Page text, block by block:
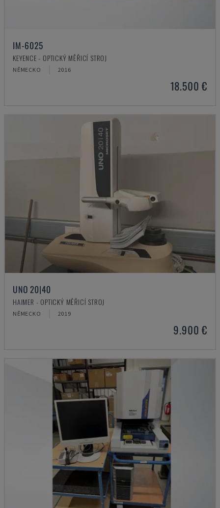
IM-6025
KEYENCE - OPTICKÝ MĚŘICÍ STROJ
NĚMECKO 2016
18.500 €
UNO 20|40
HAIMER - OPTICKÝ MĚŘICÍ STROJ
NĚMECKO 2019
9.900 €